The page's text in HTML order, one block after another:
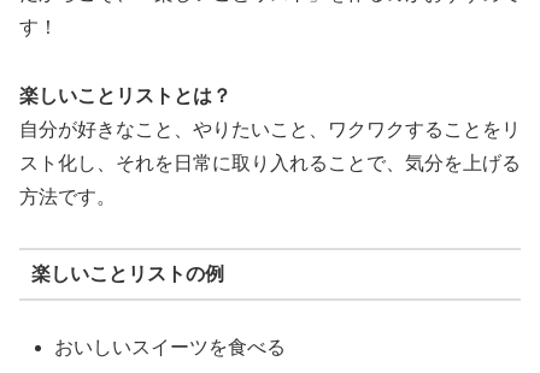
す！
楽しいことリストとは？
自分が好きなこと、やりたいこと、ワクワクすることをリ
スト化し、それを日常に取り入れることで、気分を上げる
方法です。
楽しいことリストの例
おいしいスイーツを食べる